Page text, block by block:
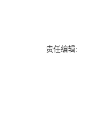
责任编辑: